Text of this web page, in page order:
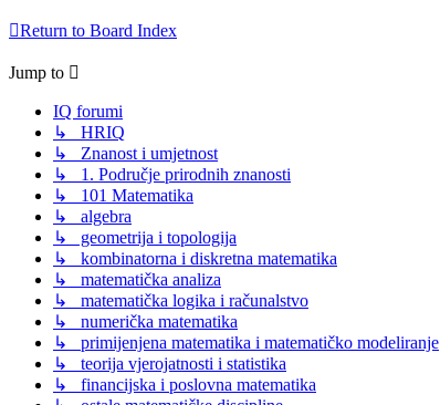
Return to Board Index
Jump to
IQ forumi
↳ HRIQ
↳ Znanost i umjetnost
↳ 1. Područje prirodnih znanosti
↳ 101 Matematika
↳ algebra
↳ geometrija i topologija
↳ kombinatorna i diskretna matematika
↳ matematička analiza
↳ matematička logika i računalstvo
↳ numerička matematika
↳ primijenjena matematika i matematičko modeliranje
↳ teorija vjerojatnosti i statistika
↳ financijska i poslovna matematika